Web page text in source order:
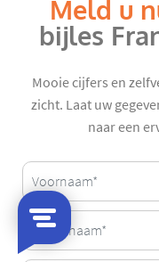
Meld u
bijles
Mooie cijfers en
zicht. Laat uw
naar een